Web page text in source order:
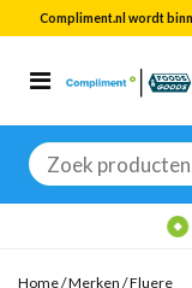
Compliment.nl wordt
Zoeken
naar:
Home/Merken /Fluere